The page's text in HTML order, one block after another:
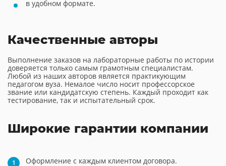
в удобном формате.
Качественные авторы
Выполнение заказов на лабораторные работы по истории
доверяется только самым грамотным специалистам.
Любой из наших авторов является практикующим
педагогом вуза. Немалое число носит профессорское
звание или кандидатскую степень. Каждый проходит как
тестирование, так и испытательный срок.
Широкие гарантии компании
Оформление с каждым клиентом договора.